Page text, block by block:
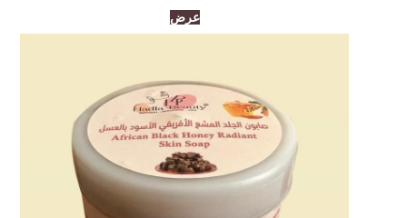
عرض
هو:
السعر
الحالي
هو: